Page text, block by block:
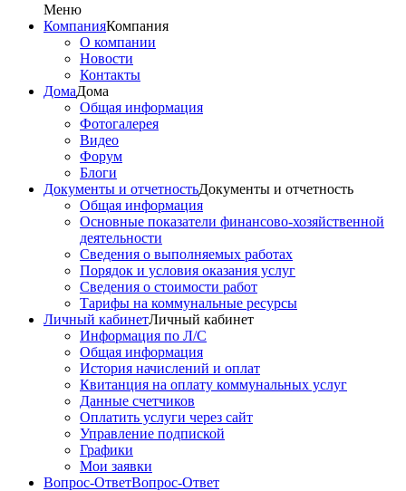
Меню
КомпанияКомпания
О компании
Новости
Контакты
ДомаДома
Общая информация
Фотогалерея
Видео
Форум
Блоги
Документы и отчетностьДокументы и отчетность
Общая информация
Основные показатели финансово-хозяйственной
деятельности
Сведения о выполняемых работах
Порядок и условия оказания услуг
Сведения о стоимости работ
Тарифы на коммунальные ресурсы
Личный кабинетЛичный кабинет
Информация по Л/С
Общая информация
История начислений и оплат
Квитанция на оплату коммунальных услуг
Данные счетчиков
Оплатить услуги через сайт
Управление подпиской
Графики
Мои заявки
Вопрос-ОтветВопрос-Ответ